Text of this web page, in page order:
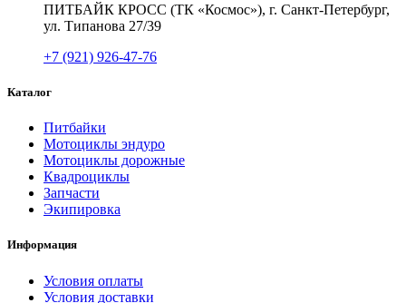
ПИТБАЙК КРОСС (ТК «Космос»), г. Санкт-Петербург,
ул. Типанова 27/39
+7 (921) 926-47-76
Каталог
Питбайки
Мотоциклы эндуро
Мотоциклы дорожные
Квадроциклы
Запчасти
Экипировка
Информация
Условия оплаты
Условия доставки